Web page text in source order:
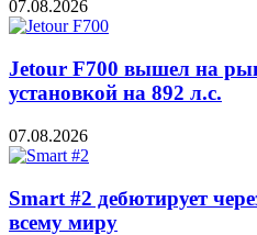
07.08.2026
Jetour F700 вышел на
установкой на 892 л.с.
07.08.2026
Smart #2 дебютирует
всему миру